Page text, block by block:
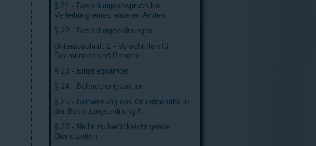
§ 21 - Besoldungsanspruch bei
Verleihung eines anderen Amtes
§ 22 - Besoldungsordnungen
Unterabschnitt 2 - Vorschriften für
Beamtinnen und Beamte
§ 23 - Einstiegsämter
§ 24 - Beförderungsämter
§ 25 - Bemessung des Grundgehalts in
der Besoldungsordnung A
§ 26 - Nicht zu berücksichtigende
Dienstzeiten